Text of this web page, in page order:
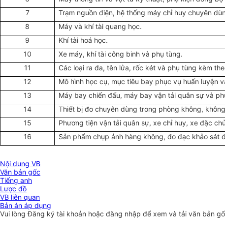
7
Trạm nguồn điện, hệ thống máy chỉ huy chuyên
8
Máy và khí tài quang học.
9
Khí tài hoá học.
10
Xe máy, khí tài công binh và phụ tùng.
11
Các loại ra đa, tên lửa, rốc két và phụ tùng kèm
12
Mô hình học cụ, mục tiêu bay phục vụ huấn luyện
13
Máy bay chiến đấu, máy bay vận tải quân sự và
14
Thiết bị đo chuyên dùng trong phòng không,
15
Phương tiện vận tải quân sự, xe chỉ huy, xe đặc
16
Sản phẩm chụp ảnh hàng không, đo đạc khảo sát
Nội dung VB
Văn bản gốc
Tiếng anh
Lược đồ
VB liên quan
Bản án áp dụng
Vui lòngĐăng ký tài khoản hoặc đăng nhập để xem và tải văn bản